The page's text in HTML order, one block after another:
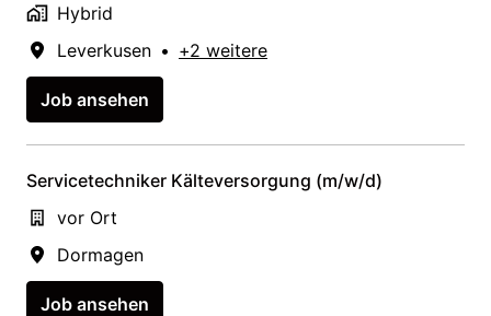
Hybrid
Leverkusen • +2 weitere
Job ansehen
Servicetechniker Kälteversorgung (m/w/d)
vor Ort
Dormagen
Job ansehen